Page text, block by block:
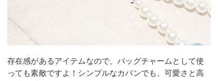
存在感があるアイテムなので、バッグチャームとして使
っても素敵ですよ！シンプルなカバンでも、可愛さと高